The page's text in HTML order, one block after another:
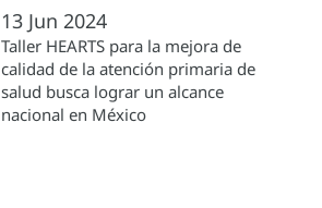
13 Jun 2024
Taller HEARTS para la mejora de
calidad de la atención primaria de
salud busca lograr un alcance
nacional en México